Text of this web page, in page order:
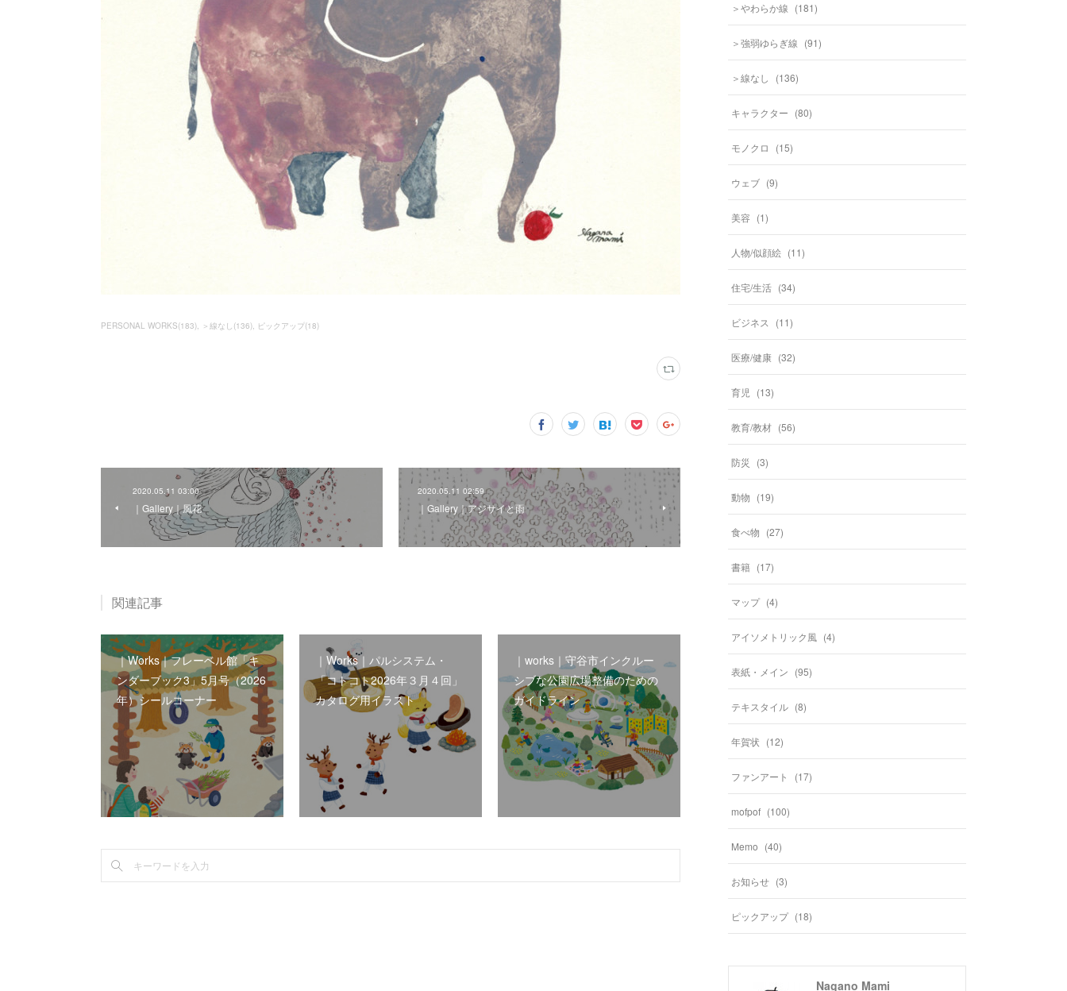
PERSONAL WORKS(183) ＞線なし (136) ピックアップ(18)
2020.05.11 03:00
｜Gallery｜風花
2020.05.11 02:59
｜Gallery｜アジサイと雨
関連記事
｜Works｜フレーベル館「キ
ンダーブック3」5月号（2026
年）シールコーナー
｜Works｜パルシステム・
「コトコト2026年３月４回」
カタログ用イラスト
｜works｜守谷市インクルー
シブな公園広場整備のための
ガイドライン
＞やわらか線 (181)
＞強弱ゆらぎ線 (91)
＞線なし (136)
キャラクター (80)
モノクロ (15)
ウェブ (9)
美容 (1)
人物/似顔絵 (11)
住宅/生活 (34)
ビジネス (11)
医療/健康 (32)
育児 (13)
教育/教材 (56)
防災 (3)
動物 (19)
食べ物 (27)
書籍 (17)
マップ (4)
アイソメトリック風 (4)
表紙・メイン (95)
テキスタイル (8)
年賀状 (12)
ファンアート (17)
mofpof (100)
Memo (40)
お知らせ (3)
ピックアップ (18)
Nagano Mami